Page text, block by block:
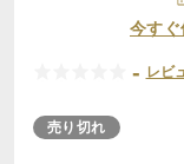
今すぐ
- レビ
売り切れ